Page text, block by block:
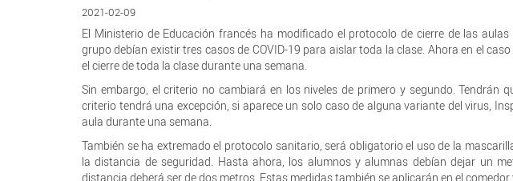
2021-02-09
El Ministerio de Educación francés ha modificado el protocolo de cierre de las
grupo debían existir tres casos de COVID-19 para aislar toda la clase. Ahora en el
el cierre de toda la clase durante una semana.
Sin embargo, el criterio no cambiará en los niveles de primero y segundo. Tendrán
criterio tendrá una excepción, si aparece un solo caso de alguna variante del virus,
aula durante una semana.
También se ha extremado el protocolo sanitario, será obligatorio el uso de la
la distancia de seguridad. Hasta ahora, los alumnos y alumnas debían dejar un
distancia deberá ser de dos metros. Estas medidas también se aplicarán en el